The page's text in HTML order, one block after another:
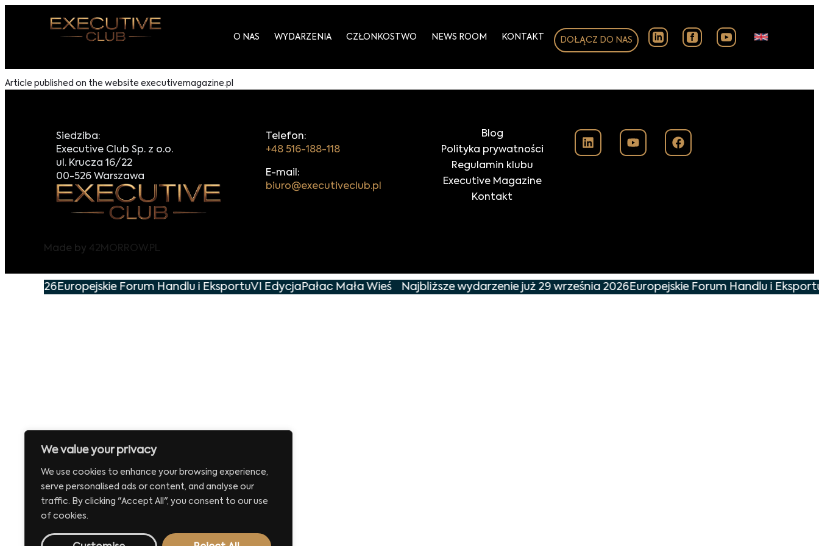
We value your privacy
We use cookies to enhance your browsing experience,
serve personalised ads or content, and analyse our
traffic. By clicking "Accept All", you consent to our use
of cookies.
O NAS WYDARZENIA CZŁONKOSTWO NEWS ROOM KONTAKT DOŁĄCZ DO NAS
Article published on the website executivemagazine.pl
Siedziba:
Executive Club Sp. z o.o.
ul. Krucza 16/22
00-526 Warszawa
Telefon:
+48 516-188-118
E-mail:
biuro@executiveclub.pl
Blog
Polityka prywatności
Regulamin klubu
Executive Magazine
Kontakt
Made by 42MORROW.PL
2026Europejskie Forum Handlu i EksportuVI EdycjaPałac Mała Wieś Najbliższe wydarzenie już 29 września 2026Europejskie Forum Handlu i Eksportu